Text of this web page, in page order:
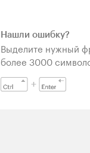
Нашли ошибку?
Выделите нужный
более 3000